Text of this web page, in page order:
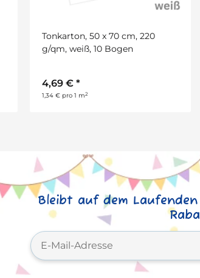
Faltblätter, 10 x 10 cm, 500
Blatt, Basic Mix
3,59 € *
0,72 € pro 1 m2
Bleibt auf dem